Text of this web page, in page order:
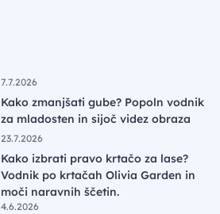
7.7.2026
Kako zmanjšati gube? Popoln vodnik
za mladosten in sijoč videz obraza
23.7.2026
Kako izbrati pravo krtačo za lase?
Vodnik po krtačah Olivia Garden in
moči naravnih ščetin.
4.6.2026